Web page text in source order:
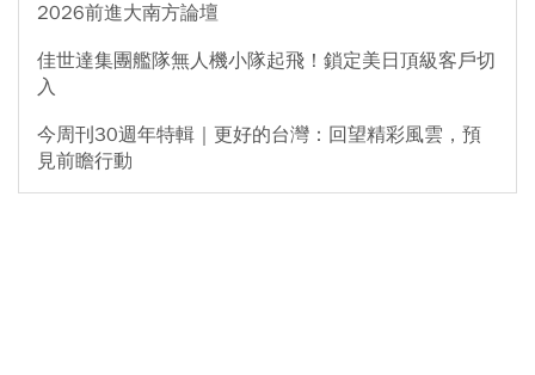
2026前進大南方論壇
佳世達集團艦隊無人機小隊起飛！鎖定美日頂級客戶切
入
今周刊30週年特輯｜更好的台灣：回望精彩風雲，預
見前瞻行動